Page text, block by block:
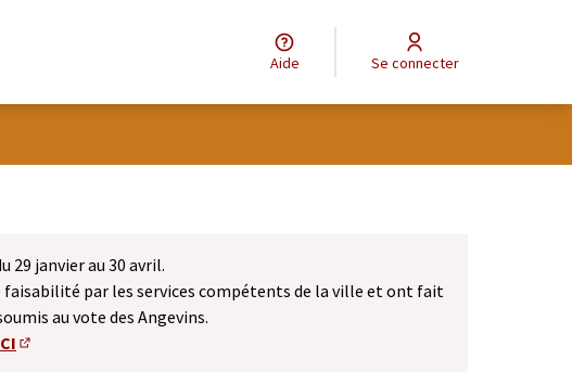
Aide Se connecter
29 janvier au 30 avril.
par les services compétents de la ville et ont fait
au vote des Angevins.